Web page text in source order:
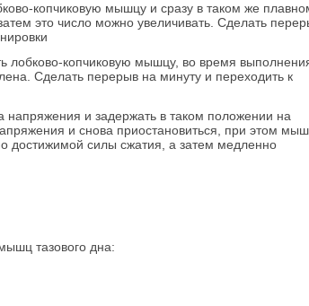
копчиковую мышцу и сразу в таком же
это число можно увеличивать. Сделать
лобково-копчиковую мышцу, во время
Сделать перерыв на минуту и переходить к
напряжения и задержать в таком положении на
и снова приостановиться, при этом
достижимой силы сжатия, а затем медленно
тазового дна: